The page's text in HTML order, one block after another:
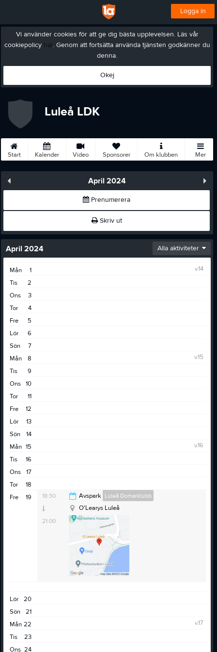
Logga in
Vi använder cookies för att ge dig bästa upplevelsen. Läs vår
cookiepolicy här. Genom att fortsätta använda tjänsten godkänner du
denna.
Okej
Luleå LDK
Start Kalender Video Sponsorer Om klubben Mer
April 2024
Prenumerera
Skriv ut
April 2024 Alla aktiviteter
1
Mån
v.14
2
Tis
3
Ons
4
Tor
5
Fre
6
Lör
7
Sön
8
Mån
v.15
9
Tis
10
Ons
11
Tor
12
Fre
13
Lör
14
Sön
15
Mån
v.16
16
Tis
17
Ons
18
Tor
19
Fre 18:30 Avspark Luleå Domarklubb
21:00
O'Learys Luleå
20
Lör
21
Sön
22
Mån
v.17
23
Tis
24
Ons